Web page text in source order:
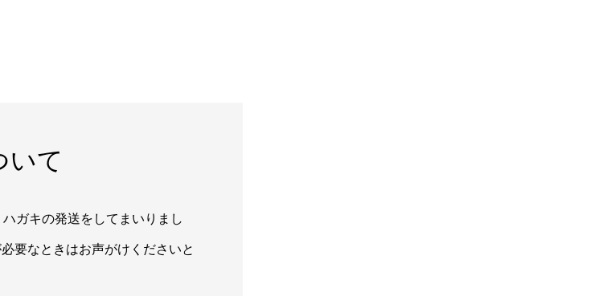
いて
ガキの発送をしてまいりまし
要なときはお声がけくださいと